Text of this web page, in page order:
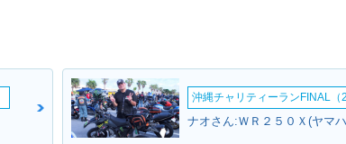
沖縄チャリティーランFINAL（
ナオさん:ＷＲ２５０Ｘ(ヤマ